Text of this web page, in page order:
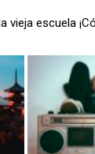
vieja escuela